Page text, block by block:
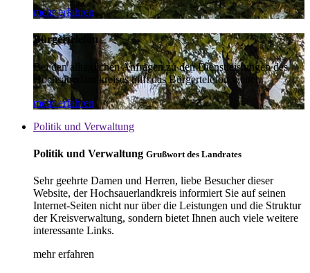
mehr erfahren
Bürgertelefon
Bei den alltäglichen Anfragen zu den Dienstleistungen des
Hochsauerlandkreises hilft das Bürgertelefon weiter.
mehr erfahren
Politik und Verwaltung
Politik und Verwaltung Grußwort des Landrates
Sehr geehrte Damen und Herren, liebe Besucher dieser
Website, der Hochsauerlandkreis informiert Sie auf seinen
Internet-Seiten nicht nur über die Leistungen und die Struktur
der Kreisverwaltung, sondern bietet Ihnen auch viele weitere
interessante Links.
mehr erfahren